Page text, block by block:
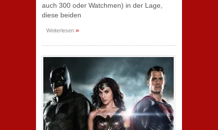
auch 300 oder Watchmen) in der Lage,
diese beiden
Weiterlesen »